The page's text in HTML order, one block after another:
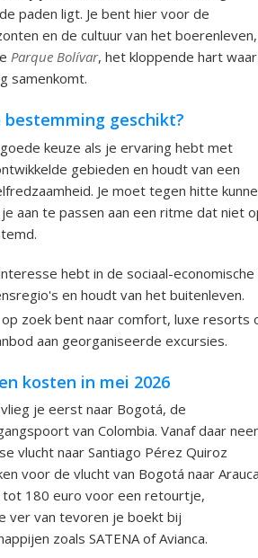
paden ligt. Je bent hier voor de
en de cultuur van het boerenleven,
Parque Bolívar, het kloppende hart waar
samenkomt.
bestemming geschikt?
keuze als je ervaring hebt met
gebieden en houdt van een
Je moet tegen hitte
aan te passen aan een ritme dat niet
hebt in de sociaal-economische
en houdt van het buitenleven.
op zoek bent naar comfort, luxe resorts
aan georganiseerde excursies.
kosten in mei 2026
je eerst naar Bogotá, de
van Colombia. Vanaf daar
vlucht naar Santiago Pérez Quiroz
voor de vlucht van Bogotá naar
180 euro voor een retourtje,
ver van tevoren je boekt bij
zoals SATENA of Avianca.